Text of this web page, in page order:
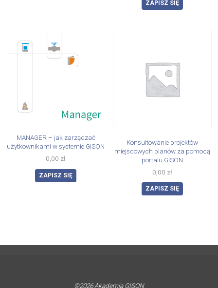
ZAPISZ SIĘ
MANAGER – jak zarządzać
użytkownikami w systemie GISON
0,00 zł
ZAPISZ SIĘ
Konsultowanie projektów
miejscowych planów za pomocą
portalu GISON
0,00 zł
ZAPISZ SIĘ
©2026 Akademia GISON